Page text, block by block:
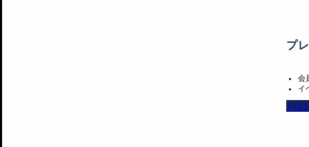
プ
会
イ
14